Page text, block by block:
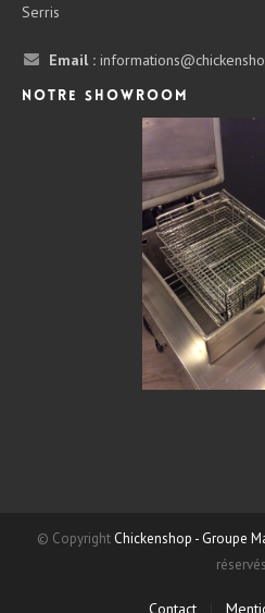
© Copyright Chickenshop - Groupe
Contact
Serris
Email :
Notre showroom